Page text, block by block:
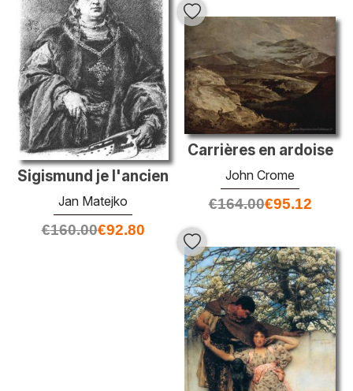
Sigismund je l'ancien
Jan Matejko
€160.00€92.80
Carrières en ardoise
John Crome
€164.00€95.12